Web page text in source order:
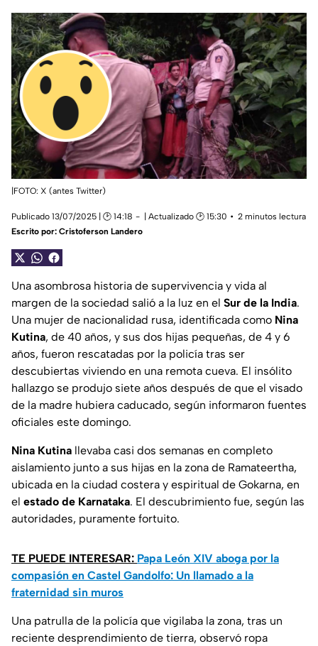
|FOTO: X (antes Twitter)
Publicado 13/07/2025 | 🕑 14:18 | Actualizado 🕑 15:30
2 minutos lectura
Escrito por: Cristoferson Landero
Una asombrosa historia de supervivencia y vida al
margen de la sociedad salió a la luz en el Sur de la India.
Una mujer de nacionalidad rusa, identificada como Nina
Kutina, de 40 años, y sus dos hijas pequeñas, de 4 y 6
años, fueron rescatadas por la policía tras ser
descubiertas viviendo en una remota cueva. El insólito
hallazgo se produjo siete años después de que el visado
de la madre hubiera caducado, según informaron fuentes
oficiales este domingo.
Nina Kutina llevaba casi dos semanas en completo
aislamiento junto a sus hijas en la zona de Ramateertha,
ubicada en la ciudad costera y espiritual de Gokarna, en
el estado de Karnataka. El descubrimiento fue, según las
autoridades, puramente fortuito.
TE PUEDE INTERESAR: Papa León XIV aboga por la
compasión en Castel Gandolfo: Un llamado a la
fraternidad sin muros
Una patrulla de la policía que vigilaba la zona, tras un
reciente desprendimiento de tierra, observó ropa